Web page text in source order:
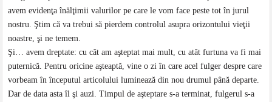
avem evidenţa înălţimii valurilor pe care le vom face peste tot în jurul
nostru. Ştim că va trebui să pierdem controlul asupra orizontului vieţii
noastre, şi ne temem.
Şi… avem dreptate: cu cât am aşteptat mai mult, cu atât furtuna va fi mai
puternică. Pentru oricine aşteaptă, vine o zi în care acel fulger despre care
vorbeam în începutul articolului luminează din nou drumul până departe.
Dar de data asta îl şi auzi. Timpul de aşteptare s-a terminat, fulgerul s-a